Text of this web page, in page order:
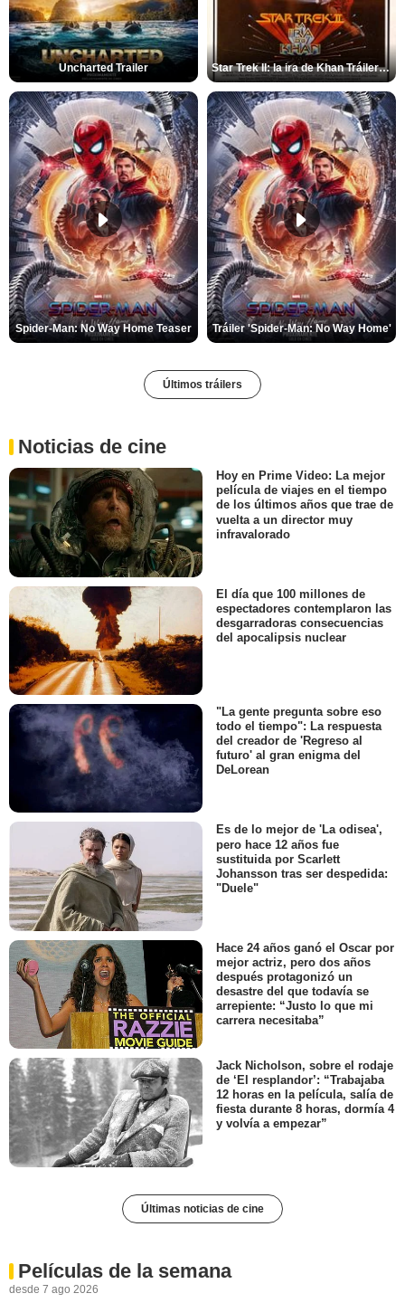
Uncharted Trailer Star Trek II: la ira de Khan Tráiler VO
Spider-Man: No Way Home Teaser Tráiler 'Spider-Man: No Way Home'
Últimos tráilers
Noticias de cine
Hoy en Prime Video: La mejor
película de viajes en el tiempo
de los últimos años que trae de
vuelta a un director muy
infravalorado
El día que 100 millones de
espectadores contemplaron las
desgarradoras consecuencias
del apocalipsis nuclear
"La gente pregunta sobre eso
todo el tiempo": La respuesta
del creador de 'Regreso al
futuro' al gran enigma del
DeLorean
Es de lo mejor de 'La odisea',
pero hace 12 años fue
sustituida por Scarlett
Johansson tras ser despedida:
"Duele"
Hace 24 años ganó el Oscar por
mejor actriz, pero dos años
después protagonizó un
desastre del que todavía se
arrepiente: “Justo lo que mi
carrera necesitaba”
Jack Nicholson, sobre el rodaje
de ‘El resplandor’: “Trabajaba
12 horas en la película, salía de
fiesta durante 8 horas, dormía 4
y volvía a empezar”
Últimas noticias de cine
Películas de la semana
desde 7 ago 2026